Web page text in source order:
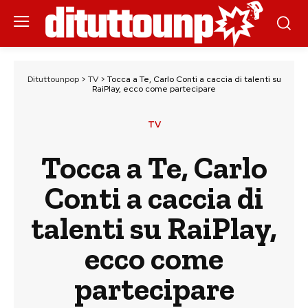
Dituttounpop> TV> Tocca a Te, Carlo Conti a caccia di talenti su
RaiPlay, ecco come partecipare
TV
Tocca a Te, Carlo
Conti a caccia di
talenti su RaiPlay,
ecco come
partecipare